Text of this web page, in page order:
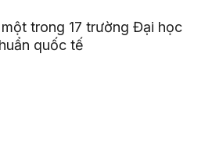
trong 17 trường Đại học
quốc tế